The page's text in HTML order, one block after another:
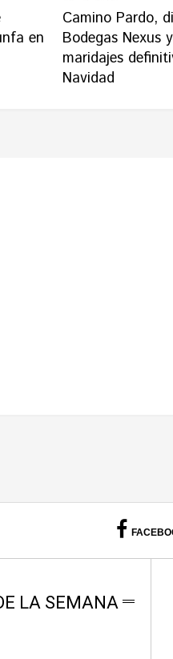
en
Camino Pardo,
Bodegas Nexus
maridajes
Navidad
LA SEMANA